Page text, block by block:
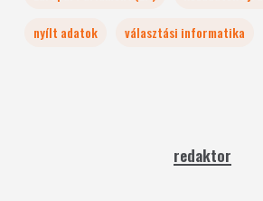
nyílt adatok
választási informatika
redaktor